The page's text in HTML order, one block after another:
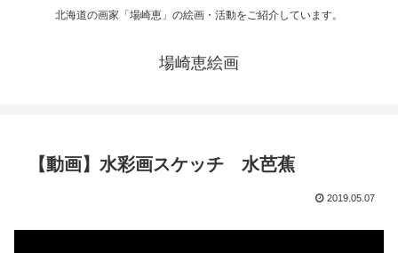
北海道の画家「場崎恵」の絵画・活動をご紹介しています。
場崎恵絵画
【動画】水彩画スケッチ 水芭蕉
2019.05.07